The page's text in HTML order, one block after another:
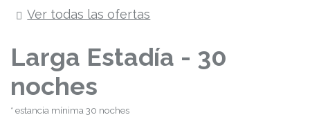
Ver todas las ofertas
Larga Estadía - 30
noches
estancia mínima 30 noches